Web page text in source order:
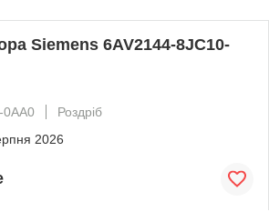
Siemens 6AV2144-8JC10-
Роздріб
2026